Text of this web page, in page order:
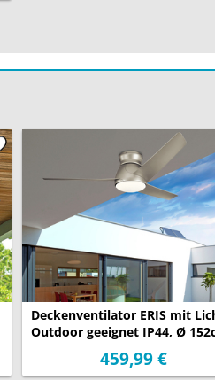
Deckenventilator ERIS mit
Outdoor geeignet IP44, Ø
459,99 €